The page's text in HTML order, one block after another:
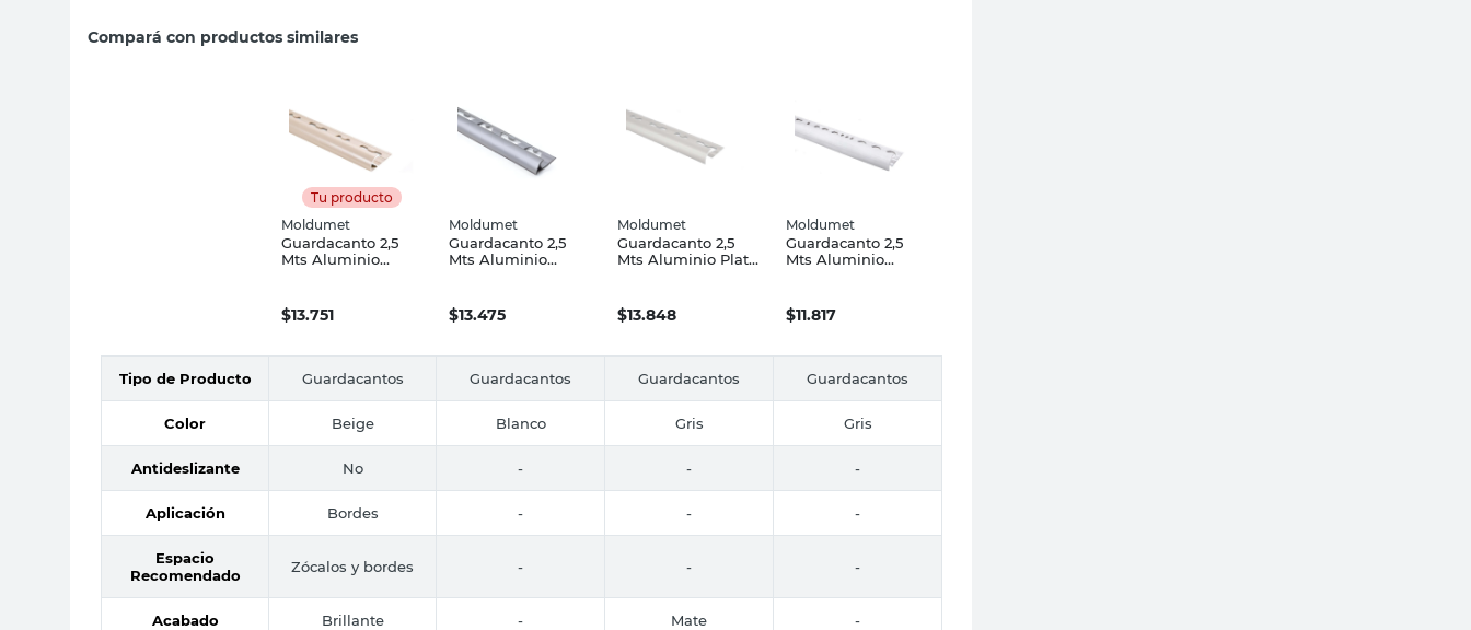
Compará con productos similares
Tu producto
Moldumet
Guardacanto 2,5
Mts Aluminio
$13.751
Moldumet
Guardacanto 2,5
Mts Aluminio
$13.475
Moldumet
Guardacanto 2,5
Mts Aluminio Plata
$13.848
Moldumet
Guardacanto 2,5
Mts Aluminio
$11.817
Tipo de Producto Guardacantos Guardacantos Guardacantos Guardacantos
Color Beige Blanco Gris Gris
Antideslizante No - - -
Aplicación Bordes - - -
Espacio
Recomendado
Zócalos y bordes - - -
Acabado Brillante - Mate -